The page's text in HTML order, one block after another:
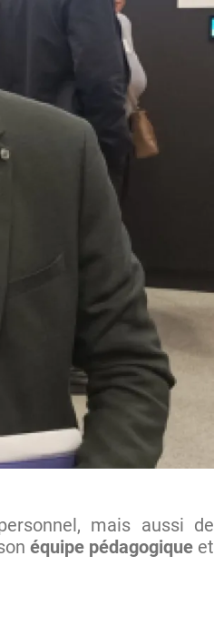
mais aussi de
équipe pédagogiqueet